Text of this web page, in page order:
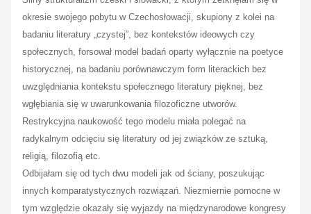
okresie swojego pobytu w Czechosłowacji, skupiony z kolei na
badaniu literatury „czystej”, bez kontekstów ideowych czy
społecznych, forsował model badań oparty wyłącznie na poetyce
historycznej, na badaniu porównawczym form literackich bez
uwzględniania kontekstu społecznego literatury pięknej, bez
wgłębiania się w uwarunkowania filozoficzne utworów.
Restrykcyjna naukowość tego modelu miała polegać na
radykalnym odcięciu się literatury od jej związków ze sztuką,
religią, filozofią etc.
Odbijałam się od tych dwu modeli jak od ściany, poszukując
innych komparatystycznych rozwiązań. Niezmiernie pomocne w
tym względzie okazały się wyjazdy na międzynarodowe kongresy